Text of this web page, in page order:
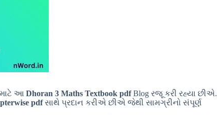
માટે આ Dhoran 3 Maths Textbook pdfBlog રજૂ કરી રહ્યા છીએ.
pdfસાથે પ્રદાન કરીએ છીએ જેથી સામગ્રીનો સંપૂર્ણ